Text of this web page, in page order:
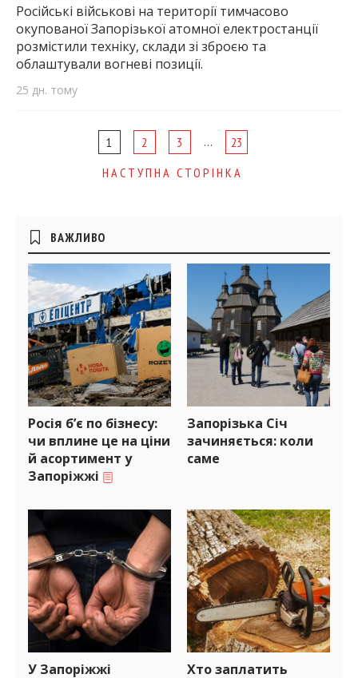
Російські військові на території тимчасово
окупованої Запорізької атомної електростанції
розмістили техніку, склади зі зброєю та
облаштували вогневі позиції.
25 дн. тому
navigation
1 2 3 …
23
НАСТУПНА СТОРІНКА
Бічні
віджети
ВАЖЛИВО
Росія б’є по бізнесу:
чи вплине це на ціни
й асортимент у
Запоріжжі
Запорізька Січ
зачиняється: коли
саме
У Запоріжжі
Хто заплатить